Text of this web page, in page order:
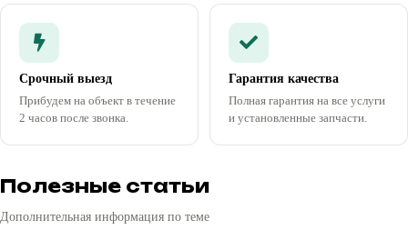
Срочный выезд
Прибудем на объект в течение
2 часов после звонка.
Гарантия качества
Полная гарантия на все услуги
и установленные запчасти.
Полезные статьи
Дополнительная информация по теме